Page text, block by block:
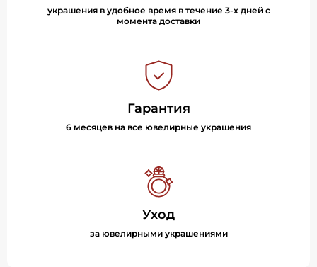
украшения в удобное время в течение 3-х дней с
момента доставки
Гарантия
6 месяцев на все ювелирные украшения
Уход
за ювелирными украшениями